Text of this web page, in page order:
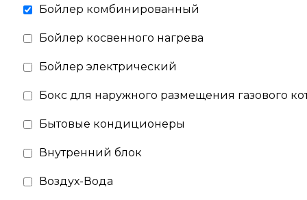
Бойлер комбинированный
Бойлер косвенного нагрева
Бойлер электрический
Бокс для наружного размещения газового
Бытовые кондиционеры
Внутренний блок
Воздух-Вода